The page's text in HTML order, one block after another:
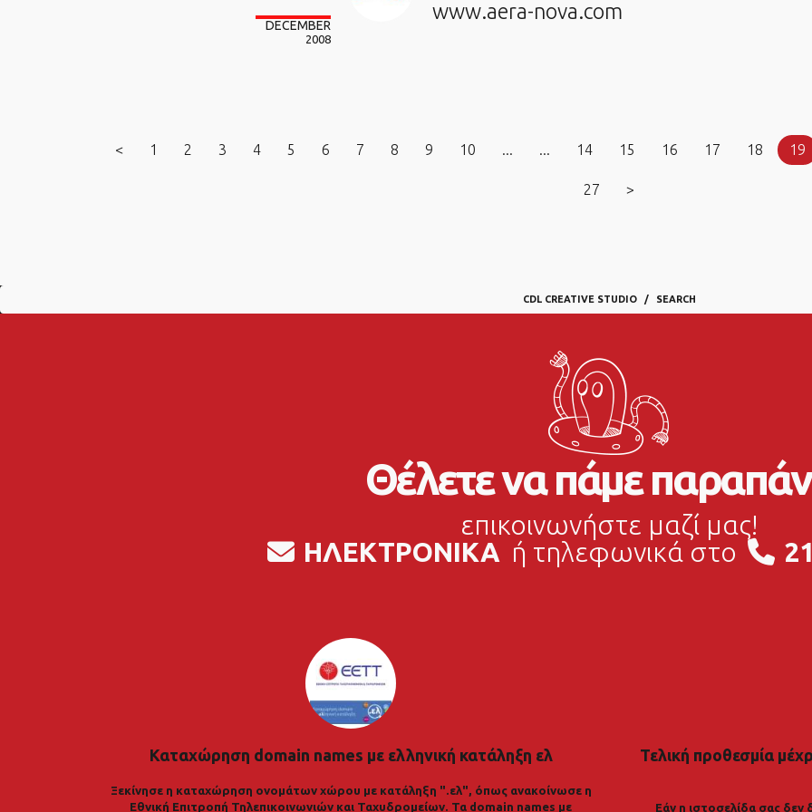
DECEMBER
2008
www.aera-nova.com
< 1 2 3 4 5 6 7 8 9 10 ... ... 14 15 16 17 18 19
27 >
CDL CREATIVE STUDIO SEARCH
Θέλετε να πάμε
επικοινωνήστε μαζί μας!
ΗΛΕΚΤΡΟΝΙΚΑ ή τηλεφωνικά στο
Καταχώρηση domain names με ελληνική κατάληξη ελ
Ξεκίνησε η καταχώρηση ονομάτων χώρου με κατάληξη ".ελ", όπως ανακοίνωσε η
Εθνική Επιτροπή Τηλεπικοινωνιών και Ταχυδρομείων. Τα domain names με
Τελική προθεσμία
Εάν η ιστοσελίδα σας δεν